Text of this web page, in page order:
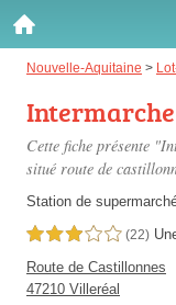
Nouvelle-Aquitaine >
Cette fiche présente
situé route de
Station de
3,0 étoiles sur 5 (22)
Route de Castillonnes
47210 Villeréal
Gazole :
Disponible
SP 98 :
SP 95 :
Disponible